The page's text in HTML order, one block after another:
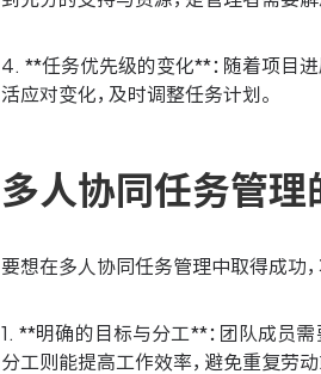
4. **任务优先级的变化**：随着项目
活应对变化，及时调整任务计划。
多人协同任务管理
要想在多人协同任务管理中取得成功
1. **明确的目标与分工**：团队成员
分工则能提高工作效率，避免重复劳动